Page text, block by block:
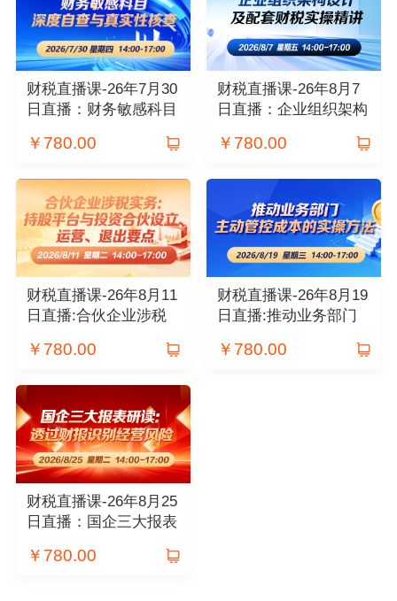
财税直播课-26年7月30
日直播：财务敏感科目
￥ 780.00
财税直播课-26年8月7
日直播：企业组织架构
讲
￥ 780.00
财税直播课-26年8月11
日直播:合伙企业涉税
合伙设立、运营、退出
￥ 780.00
财税直播课-26年8月19
日直播:推动业务部门
法
￥ 780.00
财税直播课-26年8月25
日直播：国企三大报表
营风险
￥ 780.00